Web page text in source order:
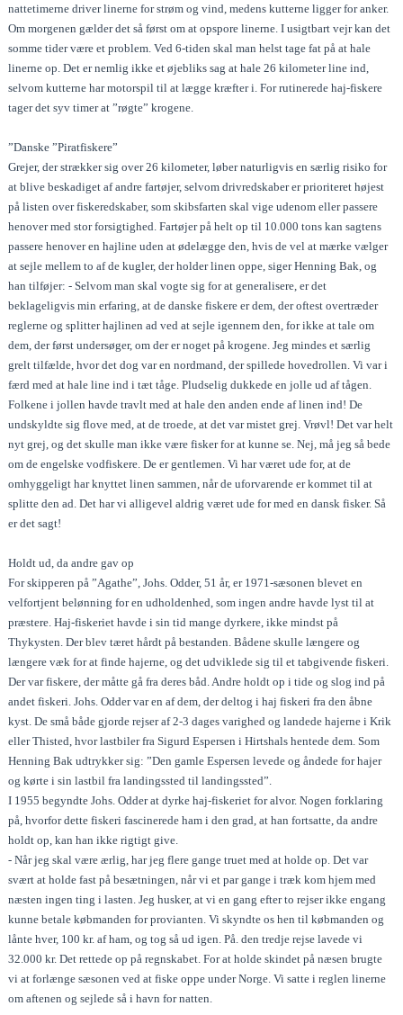
nattetimerne driver linerne for strøm og vind, medens kutterne ligger for anker.
Om morgenen gælder det så først om at opspore linerne. I usigtbart vejr kan det
somme tider være et problem. Ved 6-tiden skal man helst tage fat på at hale
linerne op. Det er nemlig ikke et øjebliks sag at hale 26 kilometer line ind,
selvom kutterne har motorspil til at lægge kræfter i. For rutinerede haj-fiskere
tager det syv timer at ”røgte” krogene.
”Danske ”Piratfiskere”
Grejer, der strækker sig over 26 kilometer, løber naturligvis en særlig risiko for
at blive beskadiget af andre fartøjer, selvom drivredskaber er prioriteret højest
på listen over fiskeredskaber, som skibsfarten skal vige udenom eller passere
henover med stor forsigtighed. Fartøjer på helt op til 10.000 tons kan sagtens
passere henover en hajline uden at ødelægge den, hvis de vel at mærke vælger
at sejle mellem to af de kugler, der holder linen oppe, siger Henning Bak, og
han tilføjer: - Selvom man skal vogte sig for at generalisere, er det
beklageligvis min erfaring, at de danske fiskere er dem, der oftest overtræder
reglerne og splitter hajlinen ad ved at sejle igennem den, for ikke at tale om
dem, der først undersøger, om der er noget på krogene. Jeg mindes et særlig
grelt tilfælde, hvor det dog var en nordmand, der spillede hovedrollen. Vi var i
færd med at hale line ind i tæt tåge. Pludselig dukkede en jolle ud af tågen.
Folkene i jollen havde travlt med at hale den anden ende af linen ind! De
undskyldte sig flove med, at de troede, at det var mistet grej. Vrøvl! Det var helt
nyt grej, og det skulle man ikke være fisker for at kunne se. Nej, må jeg så bede
om de engelske vodfiskere. De er gentlemen. Vi har været ude for, at de
omhyggeligt har knyttet linen sammen, når de uforvarende er kommet til at
splitte den ad. Det har vi alligevel aldrig været ude for med en dansk fisker. Så
er det sagt!
Holdt ud, da andre gav op
For skipperen på ”Agathe”, Johs. Odder, 51 år, er 1971-sæsonen blevet en
velfortjent belønning for en udholdenhed, som ingen andre havde lyst til at
præstere. Haj-fiskeriet havde i sin tid mange dyrkere, ikke mindst på
Thykysten. Der blev tæret hårdt på bestanden. Bådene skulle længere og
længere væk for at finde hajerne, og det udviklede sig til et tabgivende fiskeri.
Der var fiskere, der måtte gå fra deres båd. Andre holdt op i tide og slog ind på
andet fiskeri. Johs. Odder var en af dem, der deltog i haj fiskeri fra den åbne
kyst. De små både gjorde rejser af 2-3 dages varighed og landede hajerne i Krik
eller Thisted, hvor lastbiler fra Sigurd Espersen i Hirtshals hentede dem. Som
Henning Bak udtrykker sig: ”Den gamle Espersen levede og åndede for hajer
og kørte i sin lastbil fra landingssted til landingssted”.
I 1955 begyndte Johs. Odder at dyrke haj-fiskeriet for alvor. Nogen forklaring
på, hvorfor dette fiskeri fascinerede ham i den grad, at han fortsatte, da andre
holdt op, kan han ikke rigtigt give.
- Når jeg skal være ærlig, har jeg flere gange truet med at holde op. Det var
svært at holde fast på besætningen, når vi et par gange i træk kom hjem med
næsten ingen ting i lasten. Jeg husker, at vi en gang efter to rejser ikke engang
kunne betale købmanden for provianten. Vi skyndte os hen til købmanden og
lånte hver, 100 kr. af ham, og tog så ud igen. På. den tredje rejse lavede vi
32.000 kr. Det rettede op på regnskabet. For at holde skindet på næsen brugte
vi at forlænge sæsonen ved at fiske oppe under Norge. Vi satte i reglen linerne
om aftenen og sejlede så i havn for natten.